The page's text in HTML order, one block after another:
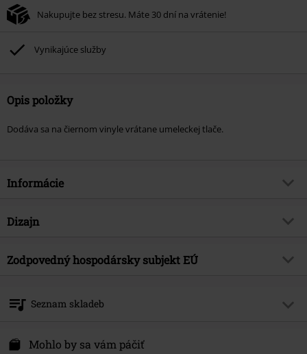
Nakupujte bez stresu. Máte 30 dní na vrátenie!
Vynikajúce služby
Opis položky
Dodáva sa na čiernom vinyle vrátane umeleckej tlače.
Informácie
Tovar č.
hudobný žáner
Hard Rock
Kapela
Dizajn
Typ výrobku
LP
Zodpovedný hospodársky subjekt EÚ
's-Gravelandseweg 80
1217 EW Hilversum
product-safety@integralmusic.com
Seznam skladeb
Mohlo by sa vám páčiť